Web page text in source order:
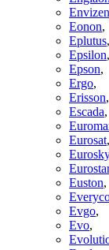
Envizen
Eonon,
Eplutus,
Epsilon,
Epson,
Ergo,
Erisson,
Escada,
Eurosat,
Eurosky
Eurostar
Euston,
Evgo,
Evo,